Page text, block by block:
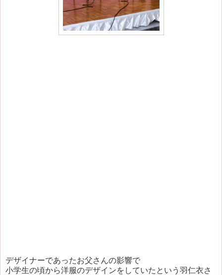
デザイナーであったお父さんの影響で
小学生の頃から洋服のデザインをしていたという羽仁衣さ